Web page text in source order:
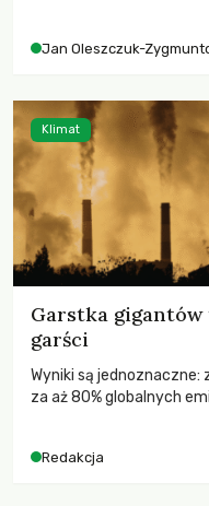
Jan Oleszczuk-
Garstka
garści
Wyniki są
za aż 80% globalnych
Redakcja
Klimat